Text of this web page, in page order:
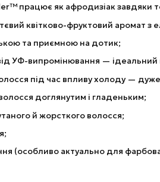
працює як афродизіак завдяки
квітково-фруктовий аромат
та приємною на дотик;
УФ-випромінювання — ідеальний
під час впливу холоду —
доглянутим і гладеньким;
й жорсткого волосся;
(особливо актуально для